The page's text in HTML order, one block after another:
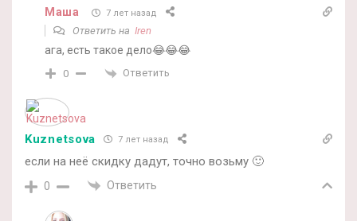
Маша 7 лет назад
Ответить на Iren
ага, есть такое дело😂😂😂
0 Ответить
Kuznetsova 7 лет назад
если на неё скидку дадут, точно возьму 🙂
0 Ответить